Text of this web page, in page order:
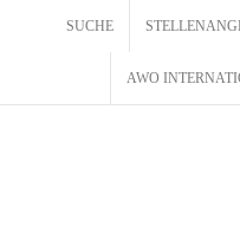
SUCHE
AWO